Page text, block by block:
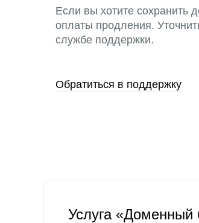
Если вы хотите сохранить
оплаты продления.
службе поддержки.
Обратиться в поддержку
Услуга «Доменный